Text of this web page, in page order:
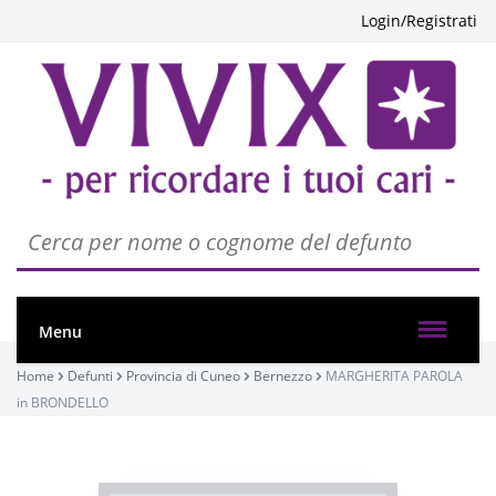
Login/Registrati
Menu
Home Defunti Provincia di Cuneo Bernezzo
MARGHERITA PAROLA
in BRONDELLO
PASSATE:
TRIGESIMA